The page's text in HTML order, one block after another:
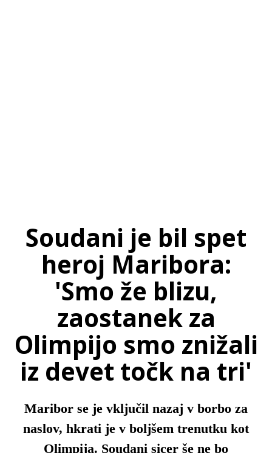
Soudani je bil spet
heroj Maribora:
'Smo že blizu,
zaostanek za
Olimpijo smo znižali
iz devet točk na tri'
Maribor se je vključil nazaj v borbo za
naslov, hkrati je v boljšem trenutku kot
Olimpija. Soudani sicer še ne bo